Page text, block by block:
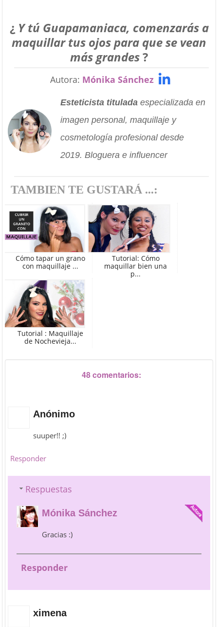
¿ Y tú Guapamaniaca, comenzarás a
maquillar tus ojos para que se vean
más grandes?
Autora: Mónika Sánchez
Esteticista tituladaespecializada en
imagen personal, maquillaje y
cosmetología profesional desde
2019. Bloguera e influencer
TAMBIEN TE GUSTARÁ ...:
Cómo tapar un grano
con maquillaje ...
Tutorial: Cómo
maquillar bien una
p...
Tutorial : Maquillaje
de Nochevieja...
48 comentarios:
Anónimo
suuper!! ;)
Responder
Respuestas
Mónika Sánchez
Gracias :)
Responder
ximena